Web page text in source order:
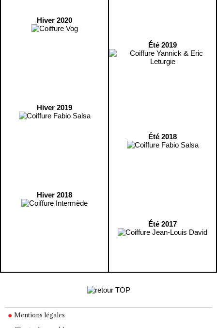
Hiver 2020
Hiver 2019
Hiver 2018
Été 2019
Été 2018
Été 2017
Mentions légales